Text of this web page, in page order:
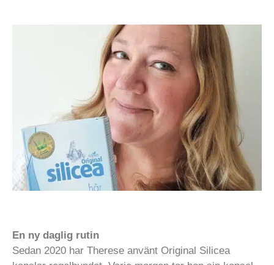
En ny daglig rutin
Sedan 2020 har Therese använt Original Silicea